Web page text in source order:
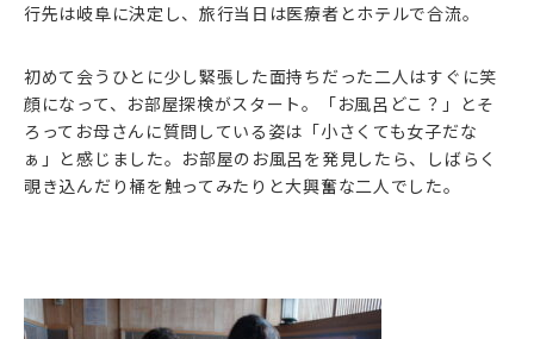
行先は岐阜に決定し、旅行当日は医療者とホテルで合流。
初めて会うひとに少し緊張した面持ちだった二人はすぐに笑
顔になって、お部屋探検がスタート。「お風呂どこ？」とそ
ろってお母さんに質問している姿は「小さくても女子だな
ぁ」と感じました。お部屋のお風呂を発見したら、しばらく
覗き込んだり桶を触ってみたりと大興奮な二人でした。